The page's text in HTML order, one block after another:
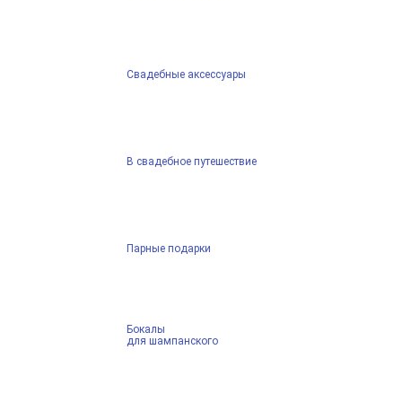
Свадебные аксессуары
В свадебное путешествие
Парные подарки
Бокалы
для шампанского